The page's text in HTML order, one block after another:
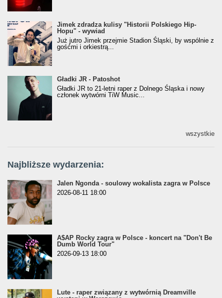
Jimek zdradza kulisy "Historii Polskiego Hip-
Hopu" - wywiad
Jimek zdradza kulisy "Historii Polskiego Hip-
Hopu" - wywiad
Już jutro Jimek przejmie Stadion Śląski, by wspólnie z
gośćmi i orkiestrą...
Gładki JR - Patoshot
Gładki JR - Patoshot
Gładki JR to 21-letni raper z Dolnego Śląska i nowy
członek wytwórni TiW Music...
wszystkie
Najbliższe wydarzenia:
Jalen Ngonda - soulowy wokalista zagra w Polsce
2026-08-11 18:00
A$AP Rocky zagra w Polsce - koncert na "Don't Be
Dumb World Tour"
2026-09-13 18:00
Lute - raper związany z wytwórnią Dreamville